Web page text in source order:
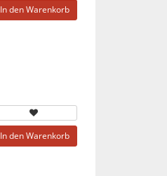
In den Warenkorb
In den Warenkorb